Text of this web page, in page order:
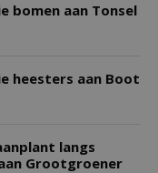
bomen aan Tonsel
heesters aan Boot
langs
Grootgroener